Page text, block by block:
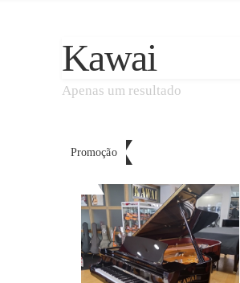
Kawai
Apenas um resultado
Promoção